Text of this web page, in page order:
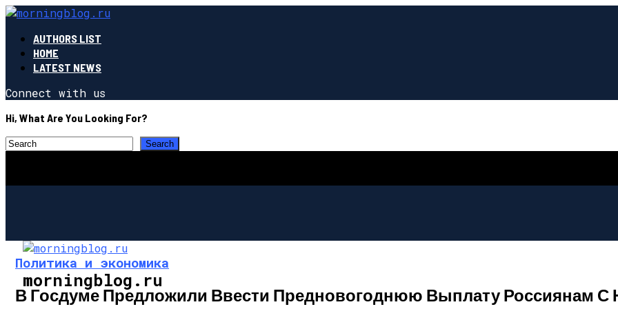
AUTHORS LIST
HOME
LATEST NEWS
Connect with us
Hi, What Are You Looking For?
morningblog.ru
Политика и экономика
В Госдуме Предложили Ввести Предновогоднюю Выплату Россиянам С